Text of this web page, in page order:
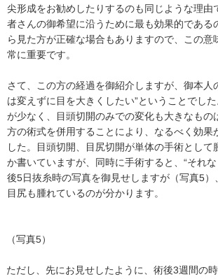
尖形成をお勧めしたりするのも同じような理由
者さんの御希望に沿うために最も効果的である
ら見た方が正確な場合もありますので、この意
常に重要です。
さて、この方の経過を御紹介しますが、御本人
は変えずに目を大きくしたい”ということでし
が少なく、目頭切開のみでの変化も大きなもの
方の術式を併用することにより、なるべく効果
した。目頭切開、目尻切開が単体の手術として
か書いていますが、同時に手術すると、“それ
後5日抜糸時の写真を御見せしますが（写真5）
目尻も腫れているのが分かります。
（写真5）
ただし、先にお見せしたように、術後3週間の